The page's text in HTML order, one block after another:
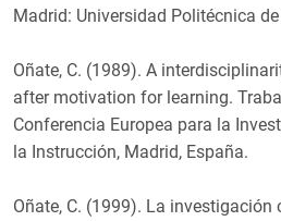
Madrid: Universidad Politécnica
Oñate, C. (1989). A
after motivation for learning.
Conferencia Europea para la
la Instrucción, Madrid, España.
Oñate, C. (1999). La